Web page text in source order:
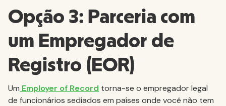
Opção 3: Parceria com
um Empregador de
Registro (EOR)
Um Employer of Record torna-se o empregador legal
de funcionários sediados em países onde você não tem